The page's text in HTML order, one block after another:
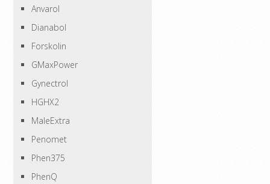
Anvarol
Dianabol
Forskolin
GMaxPower
Gynectrol
HGHX2
MaleExtra
Penomet
Phen375
PhenQ